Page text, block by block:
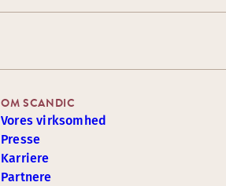
OM SCANDIC
Vores virksomhed
Presse
Karriere
Partnere